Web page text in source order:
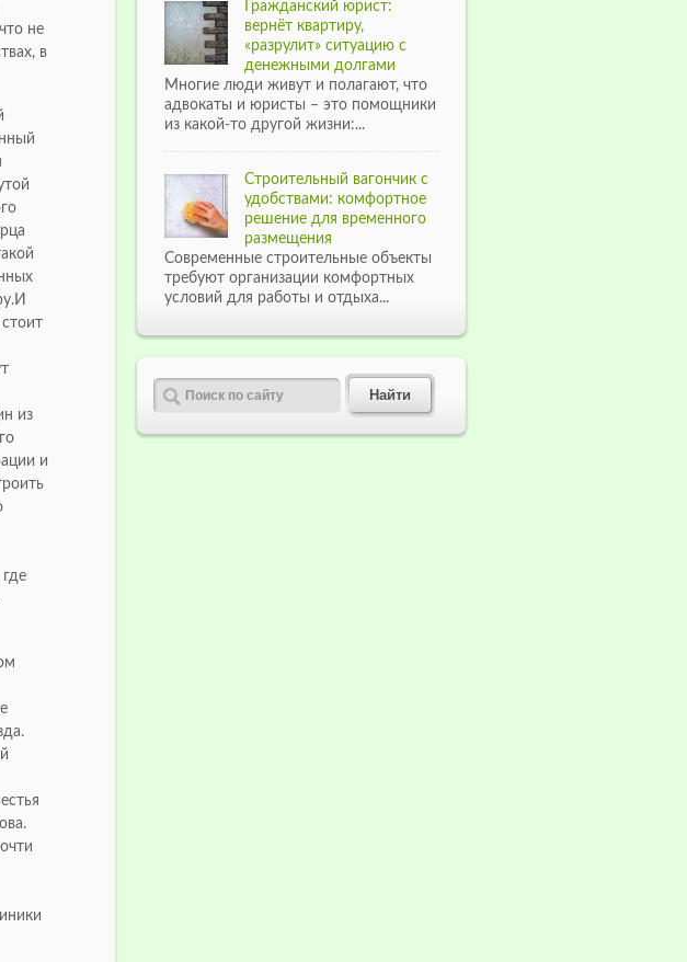
не
в
из
и
Гражданский юрист:
вернёт квартиру,
«разрулит» ситуацию с
денежными долгами
Многие люди живут и полагают, что
адвокаты и юристы – это помощники
из какой-то другой жизни:...
Строительный вагончик с
удобствами: комфортное
решение для временного
размещения
Современные строительные объекты
требуют организации комфортных
условий для работы и отдыха...